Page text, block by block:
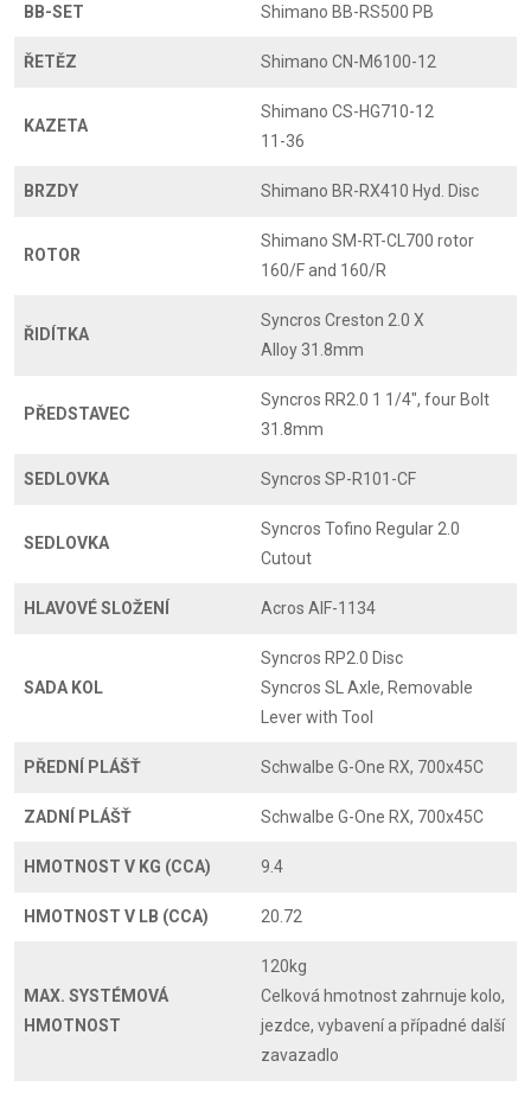
BB-SET Shimano BB-RS500 PB
ŘETĚZ Shimano CN-M6100-12
KAZETA
Shimano CS-HG710-12
11-36
BRZDY Shimano BR-RX410 Hyd. Disc
ROTOR
Shimano SM-RT-CL700 rotor
160/F and 160/R
ŘIDÍTKA
Syncros Creston 2.0 X
Alloy 31.8mm
PŘEDSTAVEC
Syncros RR2.0 1 1/4", four Bolt
31.8mm
SEDLOVKA Syncros SP-R101-CF
SEDLOVKA
Syncros Tofino Regular 2.0
Cutout
HLAVOVÉ SLOŽENÍ Acros AIF-1134
SADA KOL
Syncros RP2.0 Disc
Syncros SL Axle, Removable
Lever with Tool
PŘEDNÍ PLÁŠŤ Schwalbe G-One RX, 700x45C
ZADNÍ PLÁŠŤ Schwalbe G-One RX, 700x45C
HMOTNOST V KG (CCA) 9.4
HMOTNOST V LB (CCA) 20.72
MAX. SYSTÉMOVÁ
HMOTNOST
120kg
Celková hmotnost zahrnuje kolo,
jezdce, vybavení a případné další
zavazadlo